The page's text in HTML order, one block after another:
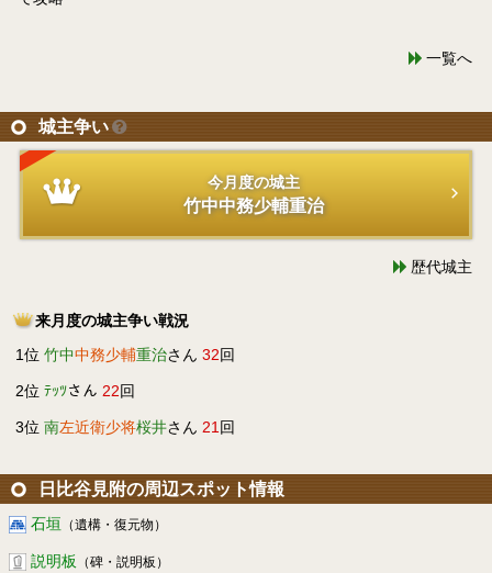
一覧へ
城主争い
今月度の城主
竹中中務少輔重治
歴代城主
来月度の城主争い戦況
1位 竹中中務少輔重治さん 32回
2位 ﾃｯﾂさん 22回
3位 南左近衛少将桜井さん 21 回
日比谷見附の周辺スポット情報
石垣 （遺構・復元物）
説明板 （碑・説明板）